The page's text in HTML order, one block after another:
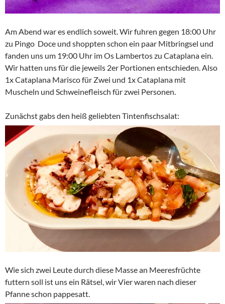
Am Abend war es endlich soweit. Wir fuhren gegen 18:00 Uhr
zu Pingo Doce und shoppten schon ein paar Mitbringsel und
fanden uns um 19:00 Uhr im Os Lambertos zu Cataplana ein.
Wir hatten uns für die jeweils 2er Portionen entschieden. Also
1x Cataplana Marisco für Zwei und 1x Cataplana mit
Muscheln und Schweinefleisch für zwei Personen.
Zunächst gabs den heiß geliebten Tintenfischsalat:
Wie sich zwei Leute durch diese Masse an Meeresfrüchte
futtern soll ist uns ein Rätsel, wir Vier waren nach dieser
Pfanne schon pappesatt.